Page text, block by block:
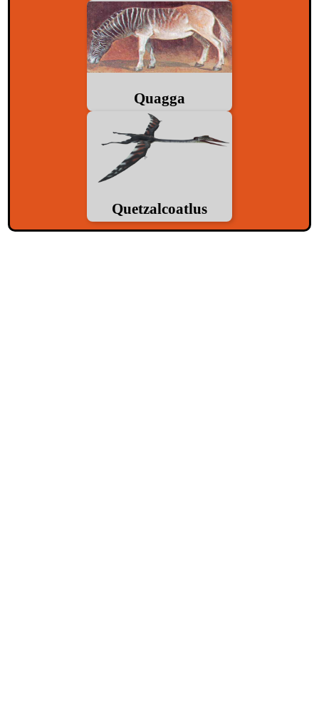
Quagga
Quetzalcoatlus